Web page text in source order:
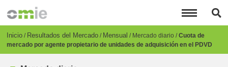
principal
Breadcrumb
Inicio Resultados del Mercado Mensual Mercado diario Cuota de
mercado por agente propietario de unidades de adquisición en el PDVD